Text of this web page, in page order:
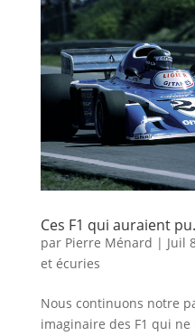
Ces F1 qui auraient
par Pierre Ménard | Juil
et écuries
Nous continuons notre
imaginaire des F1 qui